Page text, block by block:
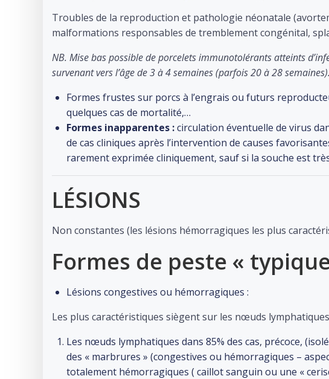
Troubles de la reproduction et pathologie néonatale
malformations responsables de tremblement congénital,
NB. Mise bas possible de porcelets immunotolérants atteints
survenant vers l’âge de 3 à 4 semaines (parfois 20 à 28 semaines).
Formes frustes sur porcs à l’engrais ou futurs
quelques cas de mortalité,…
Formes inapparentes :circulation éventuelle de virus
de cas cliniques après l’intervention de causes
rarement exprimée cliniquement, sauf si la souche est
LÉSIONS
Non constantes (les lésions hémorragiques les plus
Formes de peste «
Lésions congestives ou hémorragiques :
Les plus caractéristiques siègent sur les nœuds
Les nœuds lymphatiques dans 85% des cas, précoce,
des « marbrures » (congestives ou hémorragiques –
totalement hémorragiques ( caillot sanguin ou une «